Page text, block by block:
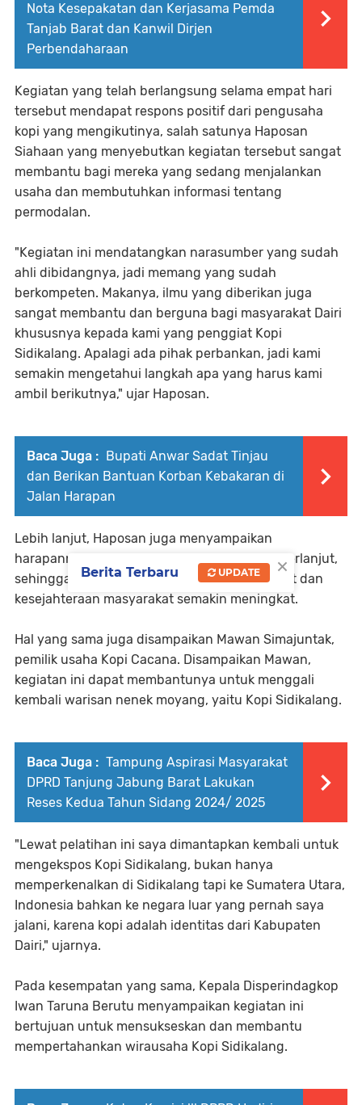
Nota Kesepakatan dan Kerjasama Pemda
Tanjab Barat dan Kanwil Dirjen
Perbendaharaan
Kegiatan yang telah berlangsung selama empat hari
tersebut mendapat respons positif dari pengusaha
kopi yang mengikutinya, salah satunya Haposan
Siahaan yang menyebutkan kegiatan tersebut sangat
membantu bagi mereka yang sedang menjalankan
usaha dan membutuhkan informasi tentang
permodalan.
"Kegiatan ini mendatangkan narasumber yang sudah
ahli dibidangnya, jadi memang yang sudah
berkompeten. Makanya, ilmu yang diberikan juga
sangat membantu dan berguna bagi masyarakat Dairi
khususnya kepada kami yang penggiat Kopi
Sidikalang. Apalagi ada pihak perbankan, jadi kami
semakin mengetahui langkah apa yang harus kami
ambil berikutnya," ujar Haposan.
Baca Juga :
Bupati Anwar Sadat Tinjau
dan Berikan Bantuan Korban Kebakaran di
Jalan Harapan
Lebih lanjut, Haposan juga menyampaikan
harapannya agar kegiatan seperti ini dapat berlanjut,
sehingga semakin banyak UMKM yang bangkit dan
kesejahteraan masyarakat semakin meningkat.
Hal yang sama juga disampaikan Mawan Simajuntak,
pemilik usaha Kopi Cacana. Disampaikan Mawan,
kegiatan ini dapat membantunya untuk menggali
kembali warisan nenek moyang, yaitu Kopi Sidikalang.
Baca Juga : Tampung Aspirasi Masyarakat
DPRD Tanjung Jabung Barat Lakukan
Reses Kedua Tahun Sidang 2024/ 2025
"Lewat pelatihan ini saya dimantapkan kembali untuk
mengekspos Kopi Sidikalang, bukan hanya
memperkenalkan di Sidikalang tapi ke Sumatera Utara,
Indonesia bahkan ke negara luar yang pernah saya
jalani, karena kopi adalah identitas dari Kabupaten
Dairi," ujarnya.
Pada kesempatan yang sama, Kepala Disperindagkop
Iwan Taruna Berutu menyampaikan kegiatan ini
bertujuan untuk mensukseskan dan membantu
mempertahankan wirausaha Kopi Sidikalang.
×
Berita Terbaru UPDATE